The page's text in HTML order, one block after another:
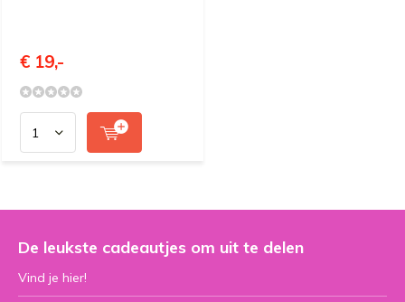
€ 19,-
De leukste cadeautjes om uit te delen
Vind je hier!